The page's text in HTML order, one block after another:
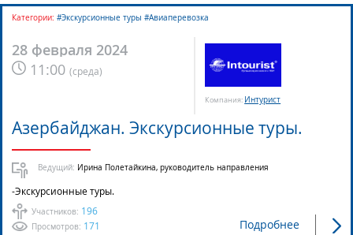
28 февраля 2024
11:00 (среда)
Компания: Интурист
Участников: 196
Просмотров: 171
Категории: #Экскурсионные туры #Авиаперевозка
Азербайджан. Экскурсионные туры.
Ведущий: Ирина Полетайкина, руководитель направления
-Экскурсионные туры.
Подробнее